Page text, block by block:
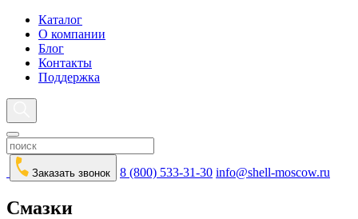
Каталог
О компании
Блог
Контакты
Поддержка
Заказать звонок 8 (800) 533-31-30 info@shell-moscow.ru
Смазки